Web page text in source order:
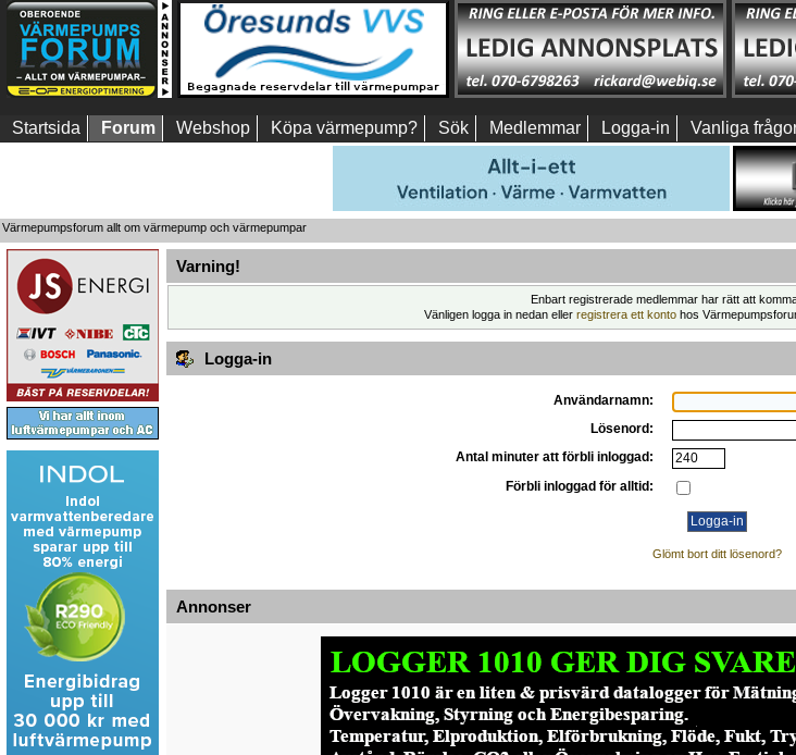
Startsida Forum Webshop Köpa värmepump? Sök Medlemmar Logga-in Vanliga
Värmepumpsforum allt om värmepump och värmepumpar
Varning!
Enbart registrerade medlemmar har rätt att
Vänligen logga in nedan eller registrera ett konto hos
Logga-in
Användarnamn:
Lösenord:
Antal minuter att förbli inloggad:
Förbli inloggad för alltid:
Glömt bort ditt lösenord?
Annonser